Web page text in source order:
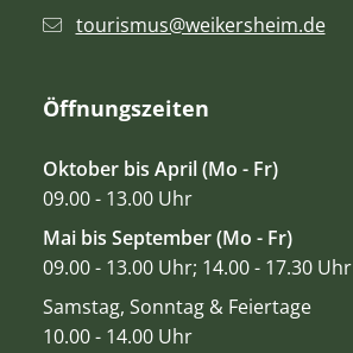
tourismus@weikersheim.de
Öffnungszeiten
Oktober bis April (Mo - Fr)
09.00 - 13.00 Uhr
Mai bis September (Mo - Fr)
09.00 - 13.00 Uhr; 14.00 - 17.30 Uhr
Samstag, Sonntag & Feiertage
10.00 - 14.00 Uhr